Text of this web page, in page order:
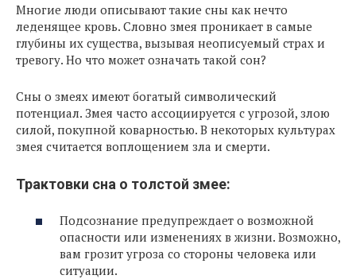
Многие люди описывают такие сны как нечто
леденящее кровь. Словно змея проникает в самые
глубины их существа, вызывая неописуемый страх и
тревогу. Но что может означать такой сон?
Сны о змеях имеют богатый символический
потенциал. Змея часто ассоциируется с угрозой, злою
силой, покупной коварностью. В некоторых культурах
змея считается воплощением зла и смерти.
Трактовки сна о толстой змее:
Подсознание предупреждает о возможной
опасности или изменениях в жизни. Возможно,
вам грозит угроза со стороны человека или
ситуации.